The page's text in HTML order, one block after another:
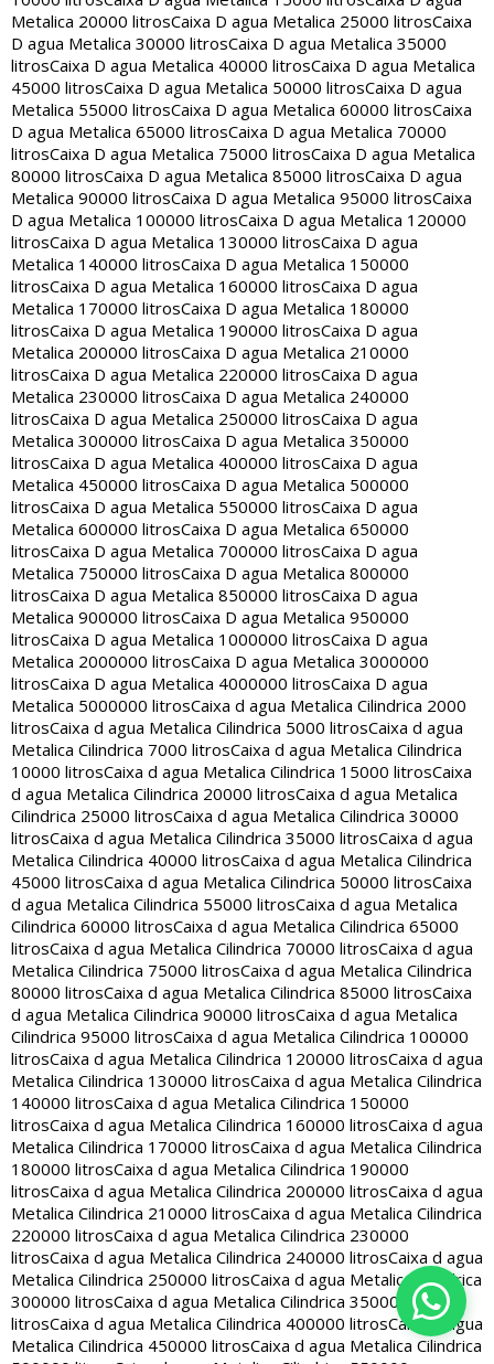
Metalica 20000 litrosCaixa D agua Metalica 25000 litrosCaixa
D agua Metalica 30000 litrosCaixa D agua Metalica 35000
litrosCaixa D agua Metalica 40000 litrosCaixa D agua Metalica
45000 litrosCaixa D agua Metalica 50000 litrosCaixa D agua
Metalica 55000 litrosCaixa D agua Metalica 60000 litrosCaixa
D agua Metalica 65000 litrosCaixa D agua Metalica 70000
litrosCaixa D agua Metalica 75000 litrosCaixa D agua Metalica
80000 litrosCaixa D agua Metalica 85000 litrosCaixa D agua
Metalica 90000 litrosCaixa D agua Metalica 95000 litrosCaixa
D agua Metalica 100000 litrosCaixa D agua Metalica 120000
litrosCaixa D agua Metalica 130000 litrosCaixa D agua
Metalica 140000 litrosCaixa D agua Metalica 150000
litrosCaixa D agua Metalica 160000 litrosCaixa D agua
Metalica 170000 litrosCaixa D agua Metalica 180000
litrosCaixa D agua Metalica 190000 litrosCaixa D agua
Metalica 200000 litrosCaixa D agua Metalica 210000
litrosCaixa D agua Metalica 220000 litrosCaixa D agua
Metalica 230000 litrosCaixa D agua Metalica 240000
litrosCaixa D agua Metalica 250000 litrosCaixa D agua
Metalica 300000 litrosCaixa D agua Metalica 350000
litrosCaixa D agua Metalica 400000 litrosCaixa D agua
Metalica 450000 litrosCaixa D agua Metalica 500000
litrosCaixa D agua Metalica 550000 litrosCaixa D agua
Metalica 600000 litrosCaixa D agua Metalica 650000
litrosCaixa D agua Metalica 700000 litrosCaixa D agua
Metalica 750000 litrosCaixa D agua Metalica 800000
litrosCaixa D agua Metalica 850000 litrosCaixa D agua
Metalica 900000 litrosCaixa D agua Metalica 950000
litrosCaixa D agua Metalica 1000000 litrosCaixa D agua
Metalica 2000000 litrosCaixa D agua Metalica 3000000
litrosCaixa D agua Metalica 4000000 litrosCaixa D agua
Metalica 5000000 litrosCaixa d agua Metalica Cilindrica 2000
litrosCaixa d agua Metalica Cilindrica 5000 litrosCaixa d agua
Metalica Cilindrica 7000 litrosCaixa d agua Metalica Cilindrica
10000 litrosCaixa d agua Metalica Cilindrica 15000 litrosCaixa
d agua Metalica Cilindrica 20000 litrosCaixa d agua Metalica
Cilindrica 25000 litrosCaixa d agua Metalica Cilindrica 30000
litrosCaixa d agua Metalica Cilindrica 35000 litrosCaixa d agua
Metalica Cilindrica 40000 litrosCaixa d agua Metalica Cilindrica
45000 litrosCaixa d agua Metalica Cilindrica 50000 litrosCaixa
d agua Metalica Cilindrica 55000 litrosCaixa d agua Metalica
Cilindrica 60000 litrosCaixa d agua Metalica Cilindrica 65000
litrosCaixa d agua Metalica Cilindrica 70000 litrosCaixa d agua
Metalica Cilindrica 75000 litrosCaixa d agua Metalica Cilindrica
80000 litrosCaixa d agua Metalica Cilindrica 85000 litrosCaixa
d agua Metalica Cilindrica 90000 litrosCaixa d agua Metalica
Cilindrica 95000 litrosCaixa d agua Metalica Cilindrica 100000
litrosCaixa d agua Metalica Cilindrica 120000 litrosCaixa d agua
Metalica Cilindrica 130000 litrosCaixa d agua Metalica Cilindrica
140000 litrosCaixa d agua Metalica Cilindrica 150000
litrosCaixa d agua Metalica Cilindrica 160000 litrosCaixa d agua
Metalica Cilindrica 170000 litrosCaixa d agua Metalica Cilindrica
180000 litrosCaixa d agua Metalica Cilindrica 190000
litrosCaixa d agua Metalica Cilindrica 200000 litrosCaixa d agua
Metalica Cilindrica 210000 litrosCaixa d agua Metalica Cilindrica
220000 litrosCaixa d agua Metalica Cilindrica 230000
litrosCaixa d agua Metalica Cilindrica 240000 litrosCaixa d agua
Metalica Cilindrica 250000 litrosCaixa d agua Metalica Cilindrica
300000 litrosCaixa d agua Metalica Cilindrica 350000
litrosCaixa d agua Metalica Cilindrica 400000 litrosCaixa d agua
Metalica Cilindrica 450000 litrosCaixa d agua Metalica Cilindrica